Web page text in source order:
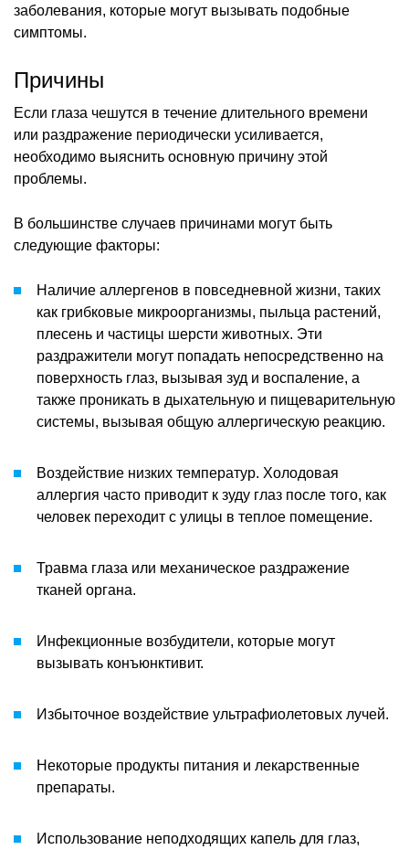
заболевания, которые могут вызывать подобные
симптомы.
Причины
Если глаза чешутся в течение длительного времени
или раздражение периодически усиливается,
необходимо выяснить основную причину этой
проблемы.
В большинстве случаев причинами могут быть
следующие факторы:
Наличие аллергенов в повседневной жизни, таких
как грибковые микроорганизмы, пыльца растений,
плесень и частицы шерсти животных. Эти
раздражители могут попадать непосредственно на
поверхность глаз, вызывая зуд и воспаление, а
также проникать в дыхательную и пищеварительную
системы, вызывая общую аллергическую реакцию.
Воздействие низких температур. Холодовая
аллергия часто приводит к зуду глаз после того, как
человек переходит с улицы в теплое помещение.
Травма глаза или механическое раздражение
тканей органа.
Инфекционные возбудители, которые могут
вызывать конъюнктивит.
Избыточное воздействие ультрафиолетовых лучей.
Некоторые продукты питания и лекарственные
препараты.
Использование неподходящих капель для глаз,